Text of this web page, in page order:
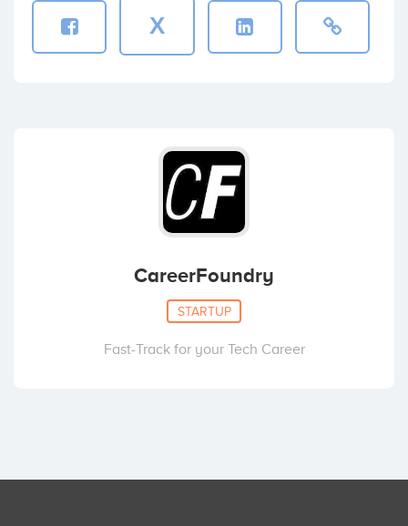
X
CareerFoundry
STARTUP
Fast-Track for your Tech Career